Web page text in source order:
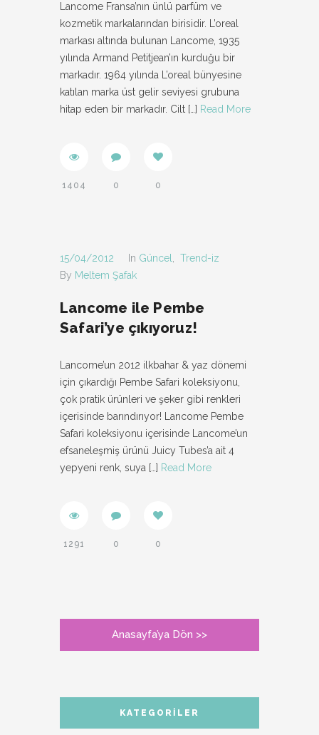
Lancome Fransa’nın ünlü parfüm ve
kozmetik markalarından birisidir. L’oreal
markası altında bulunan Lancome, 1935
yılında Armand Petitjean’ın kurduğu bir
markadır. 1964 yılında L’oreal bünyesine
katılan marka üst gelir seviyesi grubuna
hitap eden bir markadır. Cilt […] Read More
1404 0 0
15/04/2012 In Güncel
Trend-iz
By Meltem Şafak
Lancome ile Pembe
Safari’ye çıkıyoruz!
Lancome’un 2012 ilkbahar & yaz dönemi
için çıkardığı Pembe Safari koleksiyonu,
çok pratik ürünleri ve şeker gibi renkleri
içerisinde barındırıyor! Lancome Pembe
Safari koleksiyonu içerisinde Lancome’un
efsaneleşmiş ürünü Juicy Tubes’a ait 4
yepyeni renk, suya […] Read More
1291 0 0
Anasayfa’ya Dön >>
KATEGORILER